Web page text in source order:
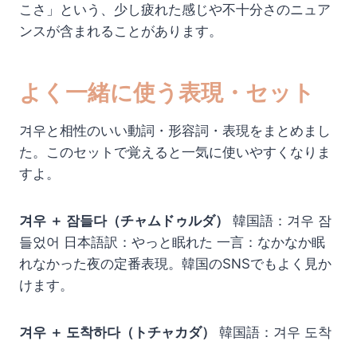
こさ」という、少し疲れた感じや不十分さのニュア
ンスが含まれることがあります。
よく一緒に使う表現・セット
겨우と相性のいい動詞・形容詞・表現をまとめまし
た。このセットで覚えると一気に使いやすくなりま
すよ。
겨우 ＋ 잠들다（チャムドゥルダ）
韓国語：겨우 잠
들었어 日本語訳：やっと眠れた 一言：なかなか眠
れなかった夜の定番表現。韓国のSNSでもよく見か
けます。
겨우 ＋ 도착하다（トチャカダ）
韓国語：겨우 도착